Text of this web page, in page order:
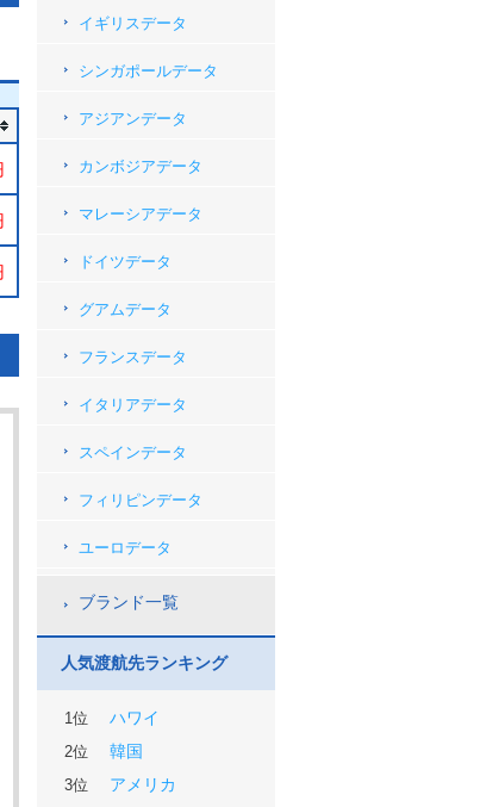
イギリスデータ
シンガポールデータ
アジアンデータ
カンボジアデータ
マレーシアデータ
ドイツデータ
グアムデータ
フランスデータ
イタリアデータ
スペインデータ
フィリピンデータ
ユーロデータ
ブランド一覧
人気渡航先ランキング
1位 ハワイ
2位 韓国
3位 アメリカ